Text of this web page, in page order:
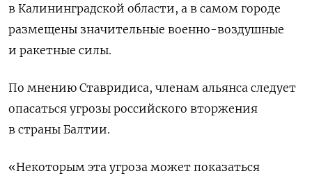
в Калининградской области, а в самом городе
размещены значительные военно-воздушные
и ракетные силы.
По мнению Ставридиса, членам альянса следует
опасаться угрозы российского вторжения
в страны Балтии.
«Некоторым эта угроза может показаться